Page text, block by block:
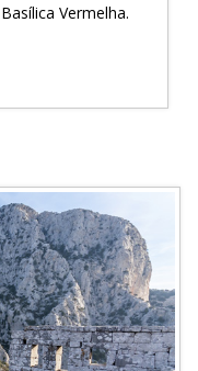
Vermelha.